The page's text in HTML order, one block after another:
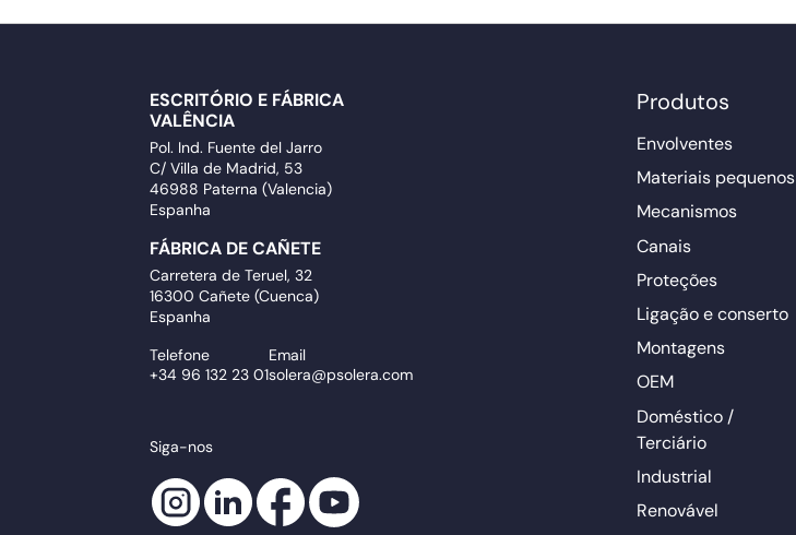
ESCRITÓRIO E FÁBRICA
VALÊNCIA
Pol. Ind. Fuente del Jarro
C/ Villa de Madrid, 53
46988 Paterna (Valencia)
Espanha
FÁBRICA DE CAÑETE
Carretera de Teruel, 32
16300 Cañete (Cuenca)
Espanha
Telefone
+34 96 132 23 01
Email
solera@psolera.com
Siga-nos
Produtos
Envolventes
Materiais pequenos
Mecanismos
Canais
Proteções
Ligação e conserto
Montagens
OEM
Doméstico /
Terciário
Industrial
Renovável